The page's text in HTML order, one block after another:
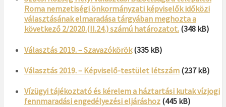
Roma nemzetiségi önkormányzati képviselők időközi
választásának elmaradása tárgyában meghozta a
következő 2/2020.(II.24.) számú határozatot. (348 kB)
Választás 2019. – Szavazókörök (335 kB)
Választás 2019. – Képviselő-testület létszám (237 kB)
Vízügyi tájékoztató és kérelem a háztartási kutak vízjogi
fennmaradási engedélyezési eljáráshoz (445 kB)